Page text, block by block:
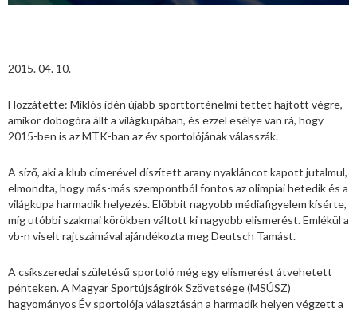
2015. 04. 10.
Hozzátette: Miklós idén újabb sporttörténelmi tettet hajtott végre,
amikor dobogóra állt a világkupában, és ezzel esélye van rá, hogy
2015-ben is az MTK-ban az év sportolójának válasszák.
A síző, aki a klub címerével díszített arany nyakláncot kapott jutalmul,
elmondta, hogy más-más szempontból fontos az olimpiai hetedik és a
világkupa harmadik helyezés. Előbbit nagyobb médiafigyelem kísérte,
míg utóbbi szakmai körökben váltott ki nagyobb elismerést. Emlékül a
vb-n viselt rajtszámával ajándékozta meg Deutsch Tamást.
A csíkszeredai születésű sportoló még egy elismerést átvehetett
pénteken. A Magyar Sportújságírók Szövetsége (MSÚSZ)
hagyományos Év sportolója választásán a harmadik helyen végzett a